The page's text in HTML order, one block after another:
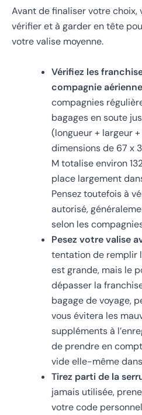
Avant de finaliser votre choix,
vérifier et à garder en tête
votre valise moyenne.
Vérifiez les
compagnie
compagnies
bagages en soute
(longueur + largeur
dimensions de 67 x
M totalise environ
place largement
Pensez toutefois à
autorisé,
selon les
Pesez votre valise
tentation de remplir
est grande, mais le
dépasser la
bagage de voyage,
vous évitera les
suppléments à
de prendre en
vide elle-même
Tirez parti de la
jamais utilisée,
votre code